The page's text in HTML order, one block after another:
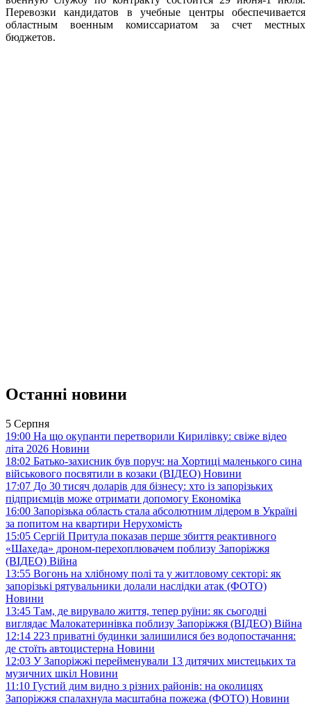
Перевозки кандидатов в учебные центры обеспечивается
областным военным комиссариатом за счет местных
бюджетов.
Останні новини
5 Серпня
19:00 На що окупанти перетворили Кирилівку: свіже відео
літа 2026 Новини
18:02 Батько-захисник був поруч: на Хортиці маленького сина
військового посвятили в козаки (ВІДЕО) Новини
17:07 До 30 тисяч доларів для бізнесу: хто із запорізьких
підприємців може отримати допомогу Економіка
16:00 Запорізька область стала абсолютним лідером в Україні
за попитом на квартири Нерухомість
15:05 Сергій Притула показав перше збиття реактивного
«Шахеда» дроном-перехоплювачем поблизу Запоріжжя
(ВІДЕО) Війна
13:55 Вогонь на хлібному полі та у житловому секторі: як
запорізькі рятувальники долали наслідки атак (ФОТО)
Новини
13:45 Там, де вирувало життя, тепер руїни: як сьогодні
виглядає Малокатеринівка поблизу Запоріжжя (ВІДЕО) Війна
12:14 223 приватні будинки залишилися без водопостачання:
де стоїть автоцистерна Новини
12:03 У Запоріжжі перейменували 13 дитячих мистецьких та
музичних шкіл Новини
11:10 Густий дим видно з різних районів: на околицях
Запоріжжя спалахнула масштабна пожежа (ФОТО) Новини